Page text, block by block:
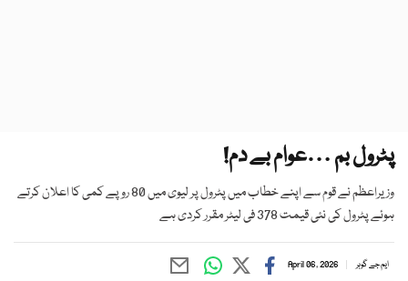
پٹرول بم …عوام بے دم!
وزیراعظم نے قوم سے اپنے خطاب میں پٹرول پر لیوی میں 80 روپے کمی کا اعلان کرتے
ہوئے پٹرول کی نئی قیمت 378 فی لیٹر مقرر کردی ہے
ایم جے گوہر April 06, 2026